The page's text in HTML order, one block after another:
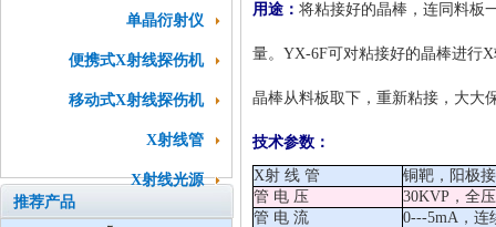
单晶衍射仪
便携式X射线探伤机
移动式X射线探伤机
X射线管
X射线光源
推荐产品
用途： 将粘接好的晶棒，连同料板
量。YX-6F可对粘接好的晶棒进行
晶棒从料板取下，重新粘接，大大
技术参数：
X射 线 管
铜靶，阳极
管 电 压
30KVP，全
管 电 流
0---5mA，连